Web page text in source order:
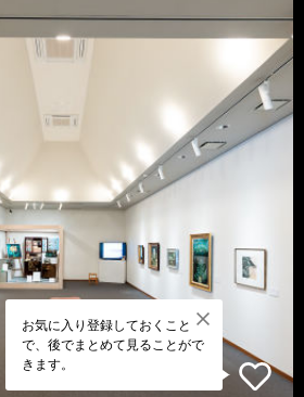
お気に入り登録しておくこと
で、後でまとめて見ることがで
きます。